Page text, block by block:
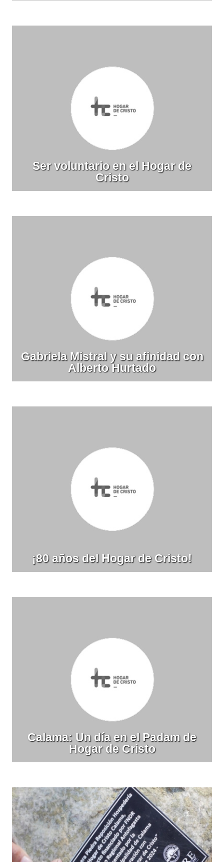
Ser voluntario en el Hogar de
Cristo
Gabriela Mistral y su afinidad con
Alberto Hurtado
¡80 años del Hogar de Cristo!
Calama: Un día en el Padam de
Hogar de Cristo